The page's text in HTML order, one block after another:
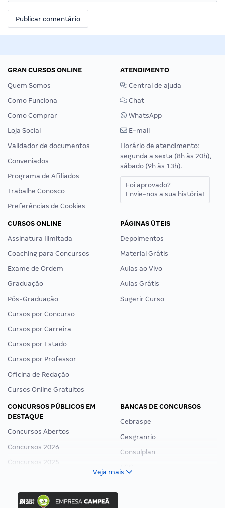
GRAN CURSOS ONLINE
Quem Somos
Como Funciona
Como Comprar
Loja Social
Validador de documentos
Conveniados
Programa de Afiliados
Trabalhe Conosco
Preferências de Cookies
ATENDIMENTO
Central de ajuda
Chat
WhatsApp
E-mail
Horário de atendimento:
segunda a sexta (8h às 20h),
sábado (9h às 13h).
Foi aprovado?
Envie-nos a sua história!
CURSOS ONLINE
Assinatura Ilimitada
Coaching para Concursos
Exame de Ordem
Graduação
Pós-Graduação
Cursos por Concurso
Cursos por Carreira
Cursos por Estado
Cursos por Professor
Oficina de Redação
Cursos Online Gratuitos
PÁGINAS ÚTEIS
Depoimentos
Material Grátis
Aulas ao Vivo
Aulas Grátis
Sugerir Curso
CONCURSOS PÚBLICOS EM
DESTAQUE
Concursos Abertos
Concursos 2026
Concursos 2025
Concurso Ibama
BANCAS DE CONCURSOS
Cebraspe
Cesgranrio
Consulplan
Veja mais